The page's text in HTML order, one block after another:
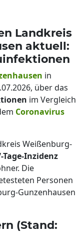
Landkreis
aktuell:
in
über das
im Vergleich
Coronavirus
Weißenburg-
Tage-Inzidenz
Die
Personen
Gunzenhausen
(Stand: